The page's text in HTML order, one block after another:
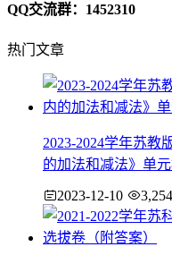
QQ交流群：1452310
热门文章
2023-2024学年苏教
的加法和减法》单
2023-12-10 3,254